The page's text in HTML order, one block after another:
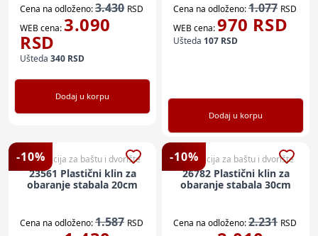
Cena na odloženo:3.430 RSD
WEB cena:3.090
RSD
Ušteda 340 RSD
Dodaj u korpu
Cena na odloženo:1.077 RSD
WEB cena:970 RSD
Ušteda 107 RSD
Dodaj u korpu
-10%
Dekoracija za baštu i dvorište
23561 Plastični klin za
obaranje stabala 20cm
Cena na odloženo:1.587 RSD
-10%
Dekoracija za baštu i dvorište
26782 Plastični klin za
obaranje stabala 30cm
Cena na odloženo:2.231 RSD